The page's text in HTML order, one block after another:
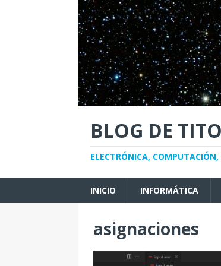
BLOG DE
ELECTRÓNICA,
INICIO INFORMÁTICA
asignaciones